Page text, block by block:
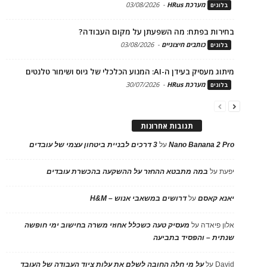
בלוגים מערכת HRus -
03/08/2026
בחירות בפתח: מה השפעתן על מקום העבודה?
בלוגים כותבים חיצוניים -
03/08/2026
מיתוג מעסיק בעידן ה-AI: המנוע הכלכלי של גיוס ושימור טלנטים
בלוגים מערכת HRus -
30/07/2026
תגובות אחרונות
Nano Banana 2 Proעל 3 דרכים לבניית ביטחון עצמי של עובדים
יפעתעל במה מתבטא ההחזר על ההשקעה בהכשרת עובדים
יאנא קאסםעלדרושים במשאבי אנוש – H&M
אלון פיאדה על מעסיק טעה כשכלל אחוזי משרה בחישוב ימי חופשה
שנתית – והפסיד בתביעה
David עלעל מי חלה החובה לשלם את עלות ציוד העבודה של העובד